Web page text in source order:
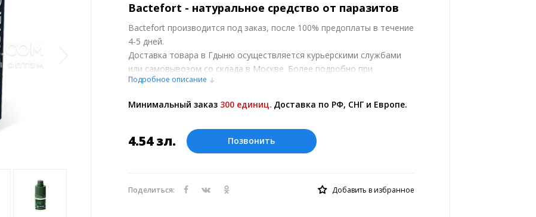
Bactefort - натуральное средство от паразитов
Bactefort производится под заказ, после 100% предоплаты в течение
4-5 дней.
Доставка товара в Гдыню осуществляется курьерскими службами
или самовывозом со склада в Москве. Более подробно при
обсуждении заказа с менеджером.
курсу ЦБ РФ на 07.08.2026. Текущий курс 10 руб.= 0.588984 зл.
Подробное описание
Минимальный заказ 300 единиц. Доставка по РФ, СНГ и Европе.
4.54зл. Позвонить
Поделиться: Добавить в избранное